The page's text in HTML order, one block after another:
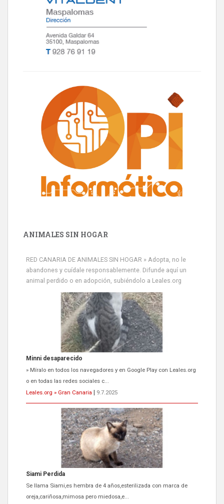
ANIMALES SIN HOGAR
RED CANARIA DE ANIMALES SIN HOGAR » Adopta, no le
abandones y cuídale responsablemente. Difunde aquí un
animal perdido o en adopción, subiéndolo a Leales.org
Minni desaparecido
» Míralo en todos los navegadores y en Google Play con Leales.org
o en todas las redes sociales c...
Leales.org » Gran Canaria
9.7.2025
Siami Perdida
Se llama Siami,es hembra de 4 años,esterilizada con marca de
oreja,cariñosa,mimosa pero miedosa,e...